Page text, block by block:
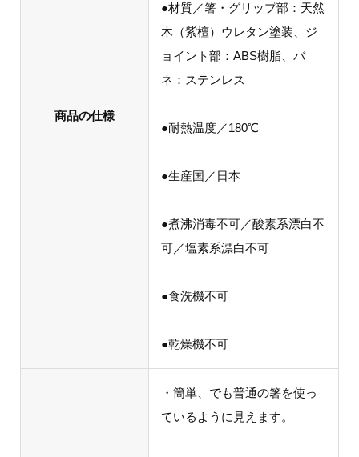
商品の仕様
●材質／箸・グリップ部：天然
木（紫檀）ウレタン塗装、ジ
ョイント部：ABS樹脂、バ
ネ：ステンレス
●耐熱温度／180℃
●生産国／日本
●煮沸消毒不可／酸素系漂白不
可／塩素系漂白不可
●食洗機不可
●乾燥機不可
・簡単、でも普通の箸を使っ
ているように見えます。